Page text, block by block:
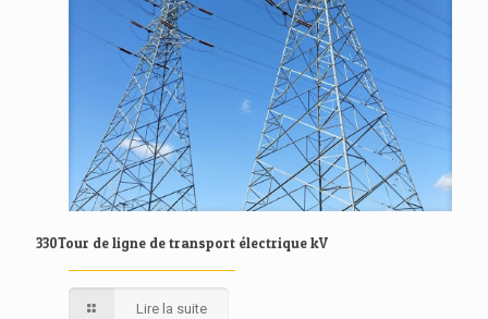
330Tour de ligne de transport électrique kV
Lire la suite